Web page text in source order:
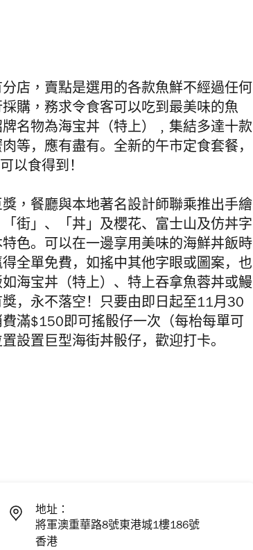
店，賣點是選用的各款魚鮮不經過任何
購，務求令食客可以吃到最美味的魚
名物為海宝丼（特上）﹐集結多達十款
等， 應有盡有。全新的午市定食套餐，
以食得到！
，餐廳與本地著名設計師聯乘推出手繪
街」、「丼」及櫻花、
富士山及仿丼字
色。
可以在一邊享用美味的海鮮丼飯時
得全單免費，如搖中其他字眼或圖案，也
如海宝丼（特上） 、特上吞拿魚蓉丼或鰻
， 永不落空！只要由即日起至11月30
滿$150即可搖骰仔一次（每枱每單可
設置巨型海街丼骰仔， 歡迎打卡。
地址：
將軍澳重華路8號東港城1樓186號
香港